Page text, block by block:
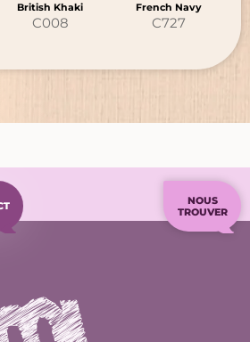
British Khaki
C008
French Navy
C727
NOUS
TROUVER